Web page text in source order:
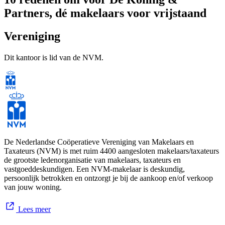
Partners, dé makelaars voor vrijstaand
huizen en woonboerderijen
Doelgerichte verkoop- en aankoop strategie en werkwijze
Luxe woning presentaties
Ervaren, actief en betrokken verkoopteam
Tijd en aandacht
Optimale begeleiding
bij elke stap;
Zeer hoog service niveau;
Hoge klant tevredenheid score(verkoop 9,3 en aankoop
9,2, bron: Funda.nl).
Wat kunnen wij voor u betekenen? • Begeleiding bijverkoopvan
vrijstaand onroerend goed. • Begeleiding bij de
vrijstaand onroerend goed. • Begeleiding bij de
onroerend goed. • Het
Vereniging
Dit kantoor is lid van de NVM.
De Nederlandse Coöperatieve Vereniging van Makelaars en
Taxateurs (NVM) is met ruim 4400 aangesloten makelaars/taxateurs
de grootste ledenorganisatie van makelaars, taxateurs en
vastgoeddeskundigen. Een NVM-makelaar is deskundig,
persoonlijk betrokken en ontzorgt je bij de aankoop en/of verkoop
van jouw woning.
Lees meer